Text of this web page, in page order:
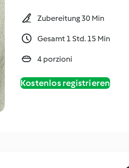
Zubereitung 30 Min
Gesamt 1 Std. 15 Min
4 porzioni
Kostenlos registrieren